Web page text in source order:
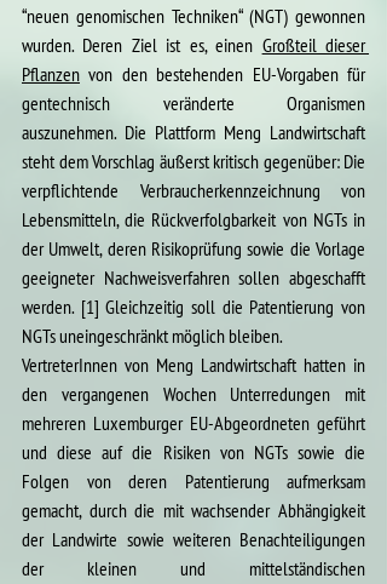
“neuen genomischen Techniken“ (NGT) gewonnen
wurden. Deren Ziel ist es, einen Großteil dieser
Pflanzen von den bestehenden EU-Vorgaben für
gentechnisch veränderte Organismen
auszunehmen. Die Plattform Meng Landwirtschaft
steht dem Vorschlag äußerst kritisch gegenüber: Die
verpflichtende Verbraucherkennzeichnung von
Lebensmitteln, die Rückverfolgbarkeit von NGTs in
der Umwelt, deren Risikoprüfung sowie die Vorlage
geeigneter Nachweisverfahren sollen abgeschafft
werden. [1] Gleichzeitig soll die Patentierung von
NGTs uneingeschränkt möglich bleiben.
VertreterInnen von Meng Landwirtschaft hatten in
den vergangenen Wochen Unterredungen mit
mehreren Luxemburger EU-Abgeordneten geführt
und diese auf die Risiken von NGTs sowie die
Folgen von deren Patentierung aufmerksam
gemacht, durch die mit wachsender Abhängigkeit
der Landwirte sowie weiteren Benachteiligungen
der kleinen und mittelständischen